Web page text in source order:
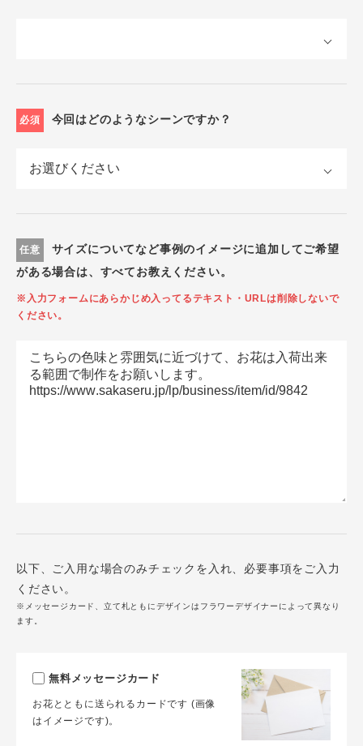
必須 今回はどのようなシーンですか？
任意
サイズについてなど事例のイメージに追加してご希望
がある場合は、すべてお教えください。
※入力フォームにあらかじめ入ってるテキスト・URLは削除しないで
ください。
以下、ご入用な場合のみチェックを入れ、必要事項をご入力
ください。
※メッセージカード、立て札ともにデザインはフラワーデザイナーによって異なり
ます。
無料メッセージカード
お花とともに送られるカードです (画像
はイメージです)。